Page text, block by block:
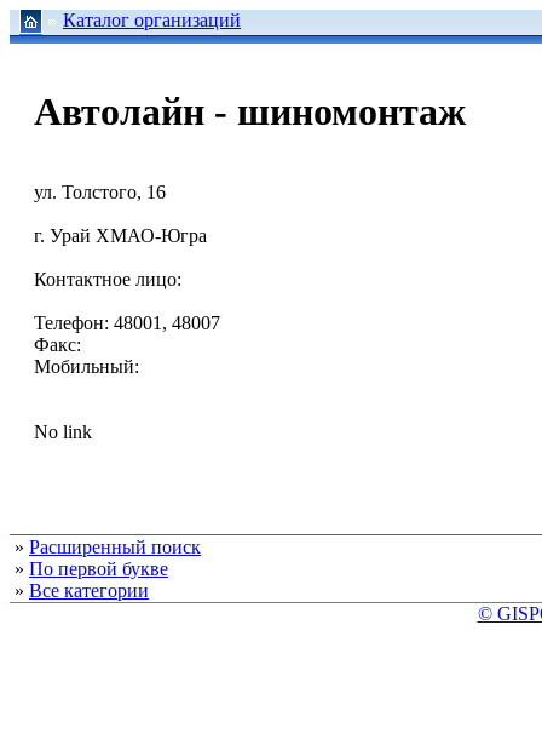
Каталог организаций
Автолайн - шиномонтаж
ул. Толстого, 16
г. Урай ХМАО-Югра
Контактное лицо:
Телефон: 48001, 48007
Факс:
Мобильный:
No link
» Расширенный поиск
» По первой букве
» Все категории
©